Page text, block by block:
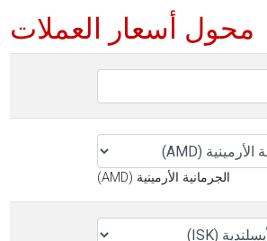
محول أسعار العملات
الجرمانية الأرمينية (AMD)